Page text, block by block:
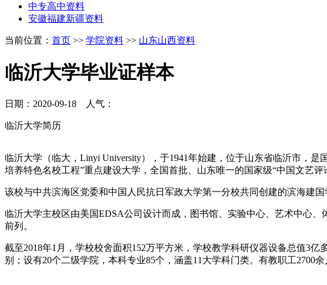
中专高中资料
安徽福建新疆资料
当前位置： 首页 >> 学院资料 >> 山东山西资料
临沂大学毕业证样本
日期：2020-09-18 人气：
临沂大学简历
临沂大学（临大，Linyi University），于1941年始建，位于山东省临沂市，
培养特色名校工程”重点建设大学，全国首批、山东唯一的国家级“中国文艺评
该校与中共滨海区党委和中国人民抗日军政大学第一分校共同创建的滨海建
临沂大学主校区由美国EDSA公司设计而成，图书馆、实验中心、艺术中心
前列。
截至2018年1月，学校校舍面积152万平方米，学校教学科研仪器设备总值3
别；设有20个二级学院，本科专业85个，涵盖11大学科门类。有教职工2700余